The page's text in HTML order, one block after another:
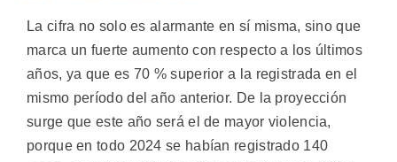
La cifra no solo es alarmante en sí misma, sino que
marca un fuerte aumento con respecto a los últimos
años, ya que es 70 % superior a la registrada en el
mismo período del año anterior. De la proyección
surge que este año será el de mayor violencia,
porque en todo 2024 se habían registrado 140